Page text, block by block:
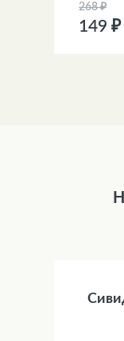
268 ₽
149 ₽